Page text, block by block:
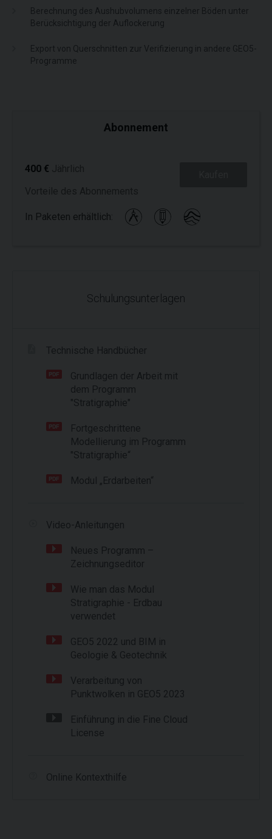
Berechnung des Aushubvolumens einzelner Böden unter
Berücksichtigung der Auflockerung
Export von Querschnitten zur Verifizierung in andere GEO5-
Programme
Abonnement
400 €
In Paketen erhältlich:
Schulungsunterlagen
Technische Handbücher
Grundlagen der Arbeit mit
dem Programm
"Stratigraphie"
Fortgeschrittene
Modellierung im Programm
"Stratigraphie“
Modul „Erdarbeiten“
Video-Anleitungen
Neues Programm –
Zeichnungseditor
Wie man das Modul
Stratigraphie - Erdbau
verwendet
GEO5 2022 und BIM in
Geologie & Geotechnik
Verarbeitung von
Punktwolken in GEO5 2023
Einführung in die Fine Cloud
License
Online Kontexthilfe